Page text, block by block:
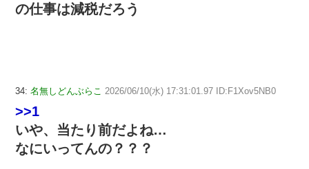
の仕事は減税だろう
34: 名無しどんぶらこ 2026/06/10(水) 17:31:01.97 ID:F1Xov5NB0
>>1
いや、当たり前だよね…
なにいってんの？？？